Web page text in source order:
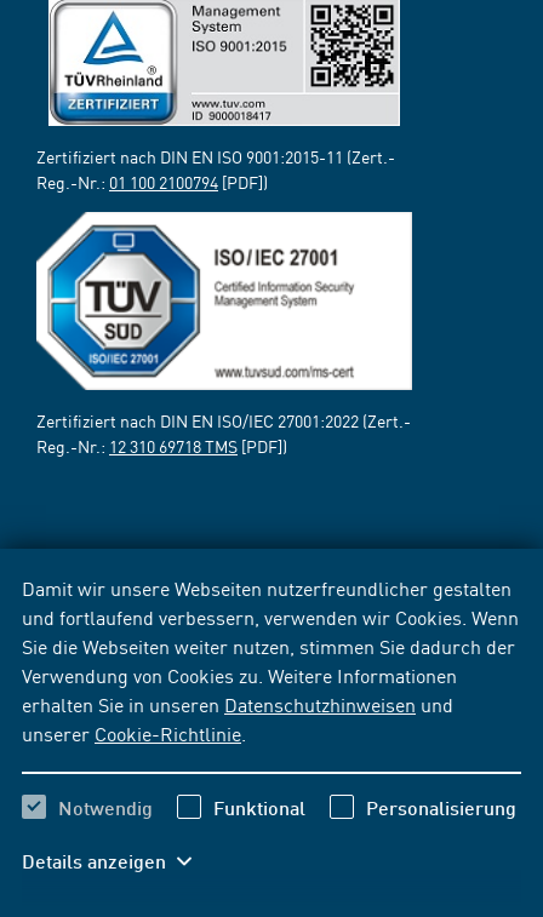
Damit wir unsere Webseiten nutzerfreundlicher gestalten
und fortlaufend verbessern, verwenden wir Cookies. Wenn
Sie die Webseiten weiter nutzen, stimmen Sie dadurch der
Verwendung von Cookies zu. Weitere Informationen
erhalten Sie in unseren Datenschutzhinweisen und
unserer Cookie-Richtlinie
Notwendig Funktional Personalisierung
Details anzeigen
Zertifiziert nach DIN EN ISO 9001:2015-11 (Zert.-
Reg.-Nr.: 01 100 2100794 [PDF])
Zertifiziert nach DIN EN ISO/IEC 27001:2022 (Zert.-
Reg.-Nr.: 12 310 69718 TMS [PDF])